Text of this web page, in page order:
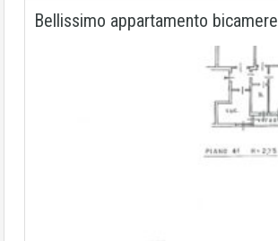
Bellissimo appartamento bicamere